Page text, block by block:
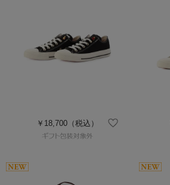
￥18,700（税込）